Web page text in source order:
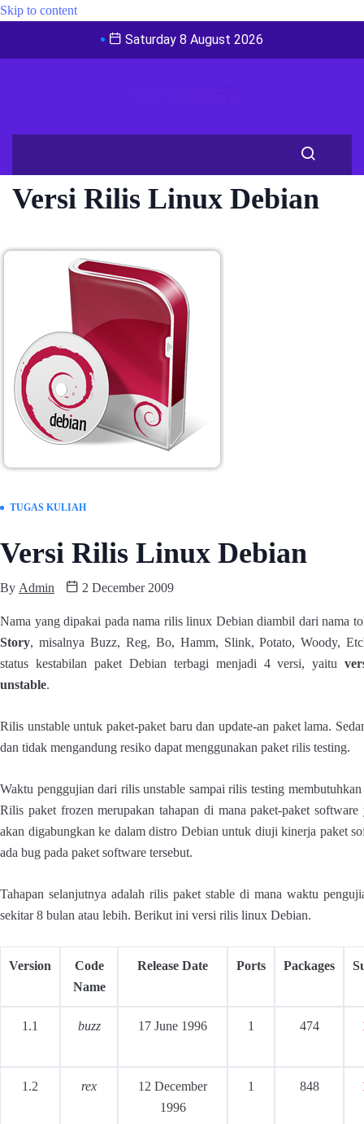
Skip to content
Saturday 8 August 2026
Versi Rilis Linux Debian
TUGAS KULIAH
Versi Rilis Linux Debian
By Admin 2 December 2009
Nama yang dipakai pada nama rilis linux Debian diambil dari nama
Story, misalnya Buzz, Reg, Bo, Hamm, Slink, Potato, Woody,
status kestabilan paket Debian terbagi menjadi 4 versi, yaitu
unstable.
Rilis unstable untuk paket-paket baru dan update-an paket lama.
dan tidak mengandung resiko dapat menggunakan paket rilis testing.
Waktu penggujian dari rilis unstable sampai rilis testing
Rilis paket frozen merupakan tahapan di mana paket-paket
akan digabungkan ke dalam distro Debian untuk diuji kinerja paket
ada bug pada paket software tersebut.
Tahapan selanjutnya adalah rilis paket stable di mana waktu
sekitar 8 bulan atau lebih. Berikut ini versi rilis linux Debian.
Version
Code
Name
Release Date Ports Packages
1.1 buzz 17 June 1996 1 474
1.2 rex
12 December
1996
1 848